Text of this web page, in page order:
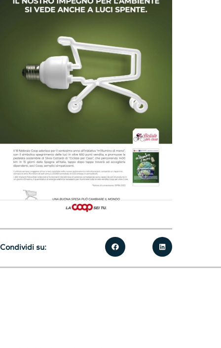
Condividi su: